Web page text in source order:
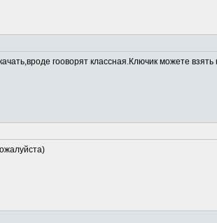
гооворят классная.Ключик можете взять